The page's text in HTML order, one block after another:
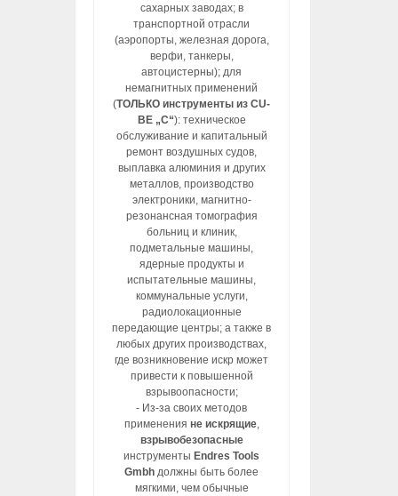
сахарных заводах; в
транспортной отрасли
(аэропорты, железная дорога,
верфи, танкеры,
автоцистерны); для
немагнитных применений
(ТОЛЬКО инструменты из CU-
BE „C“): техническое
обслуживание и капитальный
ремонт воздушных судов,
выплавка алюминия и других
металлов, производство
электроники, магнитно-
резонансная томография
больниц и клиник,
подметальные машины,
ядерные продукты и
испытательные машины,
коммунальные услуги,
радиолокационные
передающие центры; а также в
любых других производствах,
где возникновение искр может
привести к повышенной
взрывоопасности;
- Из-за своих методов
применения не искрящие,
взрывобезопасные
инструменты Endres Tools
Gmbh должны быть более
мягкими, чем обычные